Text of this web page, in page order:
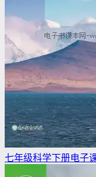
七年级科学下册电子